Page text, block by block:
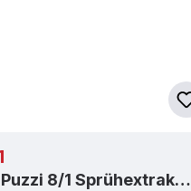
Preis:
8/1 Sprühextrak…